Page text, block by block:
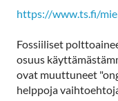
https://www.ts.fi/
Fossiiliset
osuus
ovat muuttuneet
helppoja